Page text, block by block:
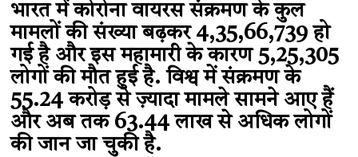
भारत में कोरोना वायरस संक्रमण के कुल
मामलों की संख्या बढ़कर 4,35,66,739 हो
गई है और इस महामारी के कारण 5,25,305
लोगों की मौत हुई है. विश्व में संक्रमण के
55.24 करोड़ से ज़्यादा मामले सामने आए हैं
और अब तक 63.44 लाख से अधिक लोगों
की जान जा चुकी है.